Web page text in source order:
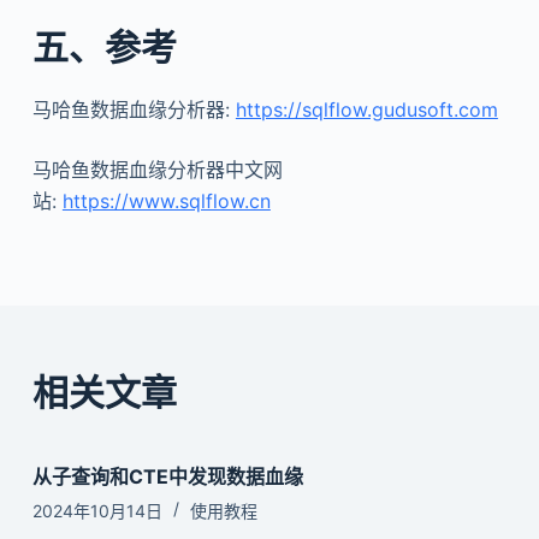
五、参考
马哈鱼数据血缘分析器: https://sqlflow.gudusoft.com
马哈鱼数据血缘分析器中文网
站: https://www.sqlflow.cn
相关文章
从子查询和CTE中发现数据血缘
2024年10月14日 使用教程